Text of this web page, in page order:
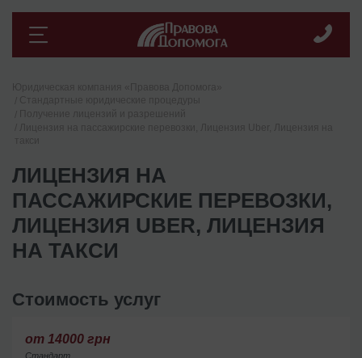
ЛИЦЕНЗИЯ НА
ПАССАЖИРСКИЕ ПЕРЕВОЗКИ,
ЛИЦЕНЗИЯ UBER, ЛИЦЕНЗИЯ
НА ТАКСИ
Стоимость услуг
от 14000 грн
Стандарт